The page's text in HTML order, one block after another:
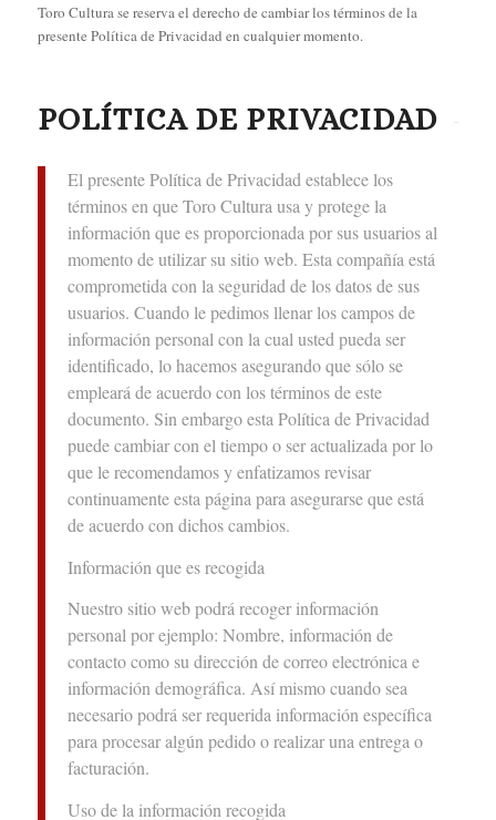
Toro Cultura se reserva el derecho de cambiar los términos de la
presente Política de Privacidad en cualquier momento.
POLÍTICA DE PRIVACIDAD
El presente Política de Privacidad establece los
términos en que Toro Cultura usa y protege la
información que es proporcionada por sus usuarios al
momento de utilizar su sitio web. Esta compañía está
comprometida con la seguridad de los datos de sus
usuarios. Cuando le pedimos llenar los campos de
información personal con la cual usted pueda ser
identificado, lo hacemos asegurando que sólo se
empleará de acuerdo con los términos de este
documento. Sin embargo esta Política de Privacidad
puede cambiar con el tiempo o ser actualizada por lo
que le recomendamos y enfatizamos revisar
continuamente esta página para asegurarse que está
de acuerdo con dichos cambios.
Información que es recogida
Nuestro sitio web podrá recoger información
personal por ejemplo: Nombre, información de
contacto como su dirección de correo electrónica e
información demográfica. Así mismo cuando sea
necesario podrá ser requerida información específica
para procesar algún pedido o realizar una entrega o
facturación.
Uso de la información recogida